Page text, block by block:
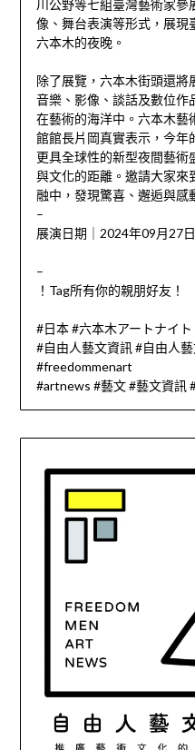
川公野等七組臺灣藝術家參
像、舞台表演等形式，展現
六本木的夜晚。
除了展覽，六本木街頭還將
音樂、影像、談話及數位作
在藝術的海洋中。六本木藝
館館長片岡真實表示，今年
更具全球性的新型夜間藝術
與文化的距離。邀請大家來
融中，發現驚喜、邂逅與感
–
展演日期｜2024年09月27
–
！Tag所有你的親朋好友！
#日本 #六本木アートナイト
#自由人藝文資訊 #自由人
#freedommenart
#artnews #藝文 #藝文資訊